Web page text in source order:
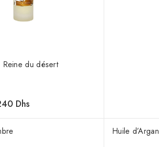
du désert
Dhs
Huile d’Argan